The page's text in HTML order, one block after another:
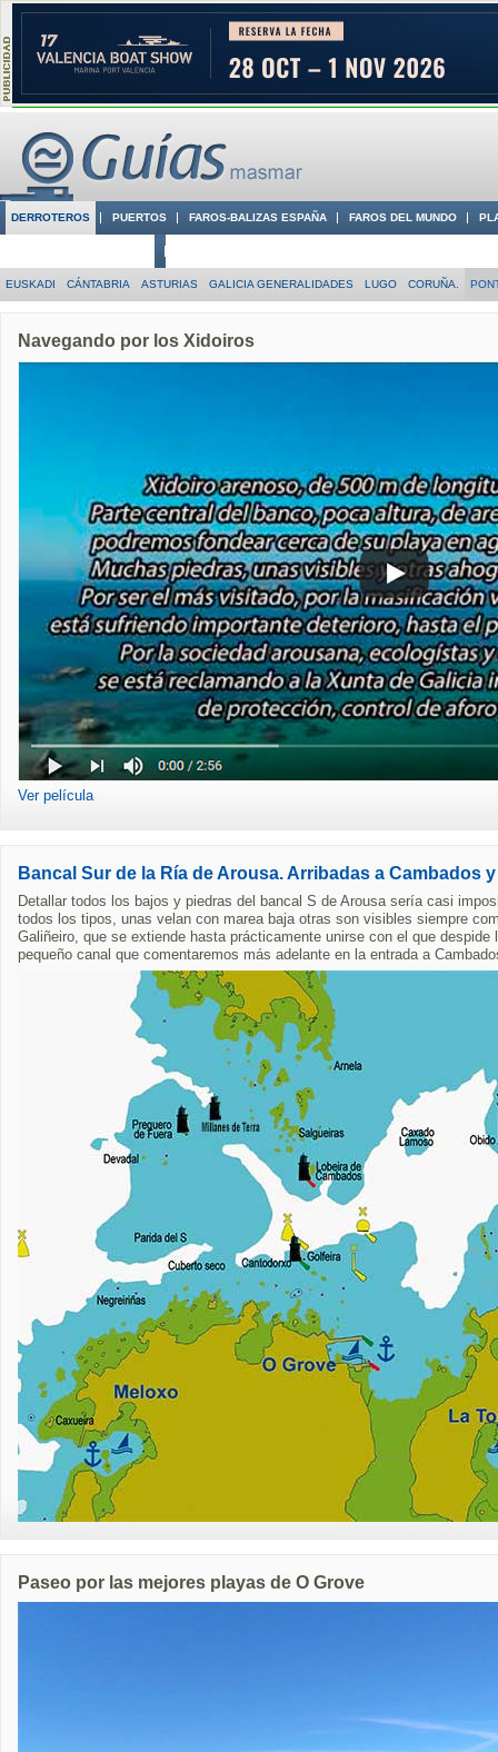
DERROTEROS PUERTOS FAROS-BALIZAS ESPAÑA FAROS DEL MUNDO
EUSKADI CÁNTABRIA ASTURIAS GALICIA GENERALIDADES LUGO CORUÑA.
Navegando por los Xidoiros
Ver película
Bancal Sur de la Ría de Arousa. Arribadas a Cambados
Detallar todos los bajos y piedras del bancal S de Arousa sería casi
todos los tipos, unas velan con marea baja otras son visibles siempre
Galiñeiro, que se extiende hasta prácticamente unirse con el que despide
pequeño canal que comentaremos más adelante en la entrada a
Paseo por las mejores playas de O Grove